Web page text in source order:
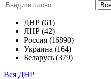
ДНР (61)
ЛНР (42)
Россия (16890)
Украина (164)
Беларусь (379)
Вся ДНР